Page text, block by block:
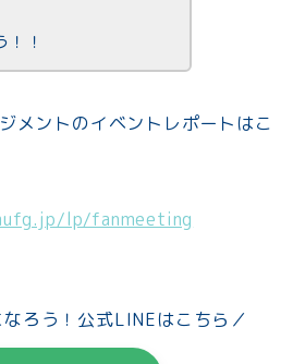
！
メントのイベントレポートはこ
lp/fanmeeting
ろう！公式LINEはこちら／